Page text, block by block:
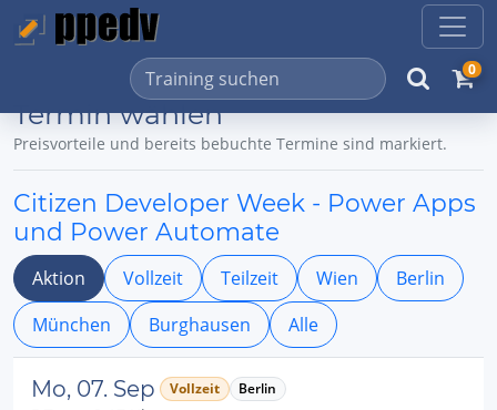
0
Termin wählen
Preisvorteile und bereits bebuchte Termine sind markiert.
Citizen Developer Week - Power Apps
und Power Automate
Aktion Vollzeit Teilzeit Wien
Berlin
München
Burghausen Alle
Mo, 07. Sep Vollzeit Berlin